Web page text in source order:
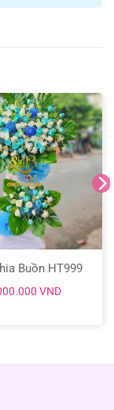
Buồn HT999
VND